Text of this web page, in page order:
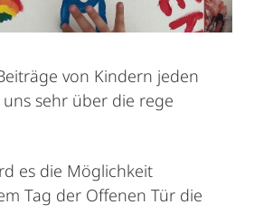
von Kindern jeden
sehr über die rege
es die Möglichkeit
Tag der Offenen Tür die